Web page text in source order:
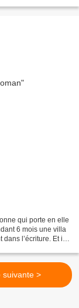
qui porte en elle
6 mois une villa
l’écriture. Et il y
suivante >